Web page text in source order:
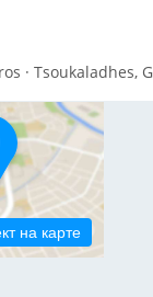
· Tsoukaladhes,
на карте